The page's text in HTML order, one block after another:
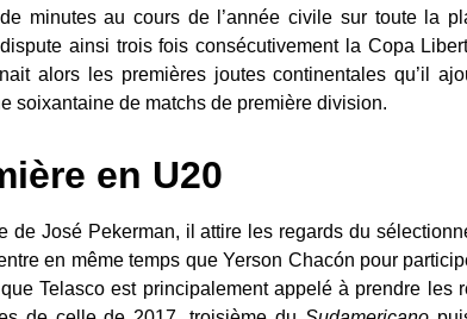
minutes au cours de l’année civile sur toute la
ainsi trois fois consécutivement la Copa
alors les premières joutes continentales qu’il
soixantaine de matchs de première division.
en U20
de José Pekerman, il attire les regards du
en même temps que Yerson Chacón pour
Telasco est principalement appelé à prendre les